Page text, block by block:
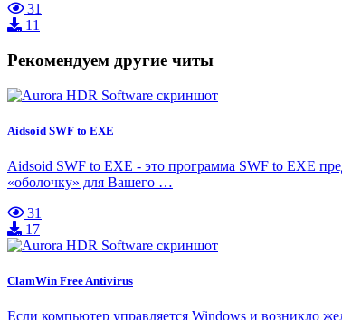
31
11
Рекомендуем другие читы
Aidsoid SWF to EXE
Aidsoid SWF to EXE - это программа SWF to EXE
«оболочку» для Вашего …
31
17
ClamWin Free Antivirus
Если компьютер управляется Windows и возникло